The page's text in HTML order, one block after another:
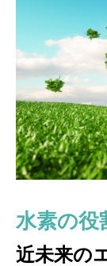
水素の役
近未来の
水素発電
これから
地産地消
H2イノベ